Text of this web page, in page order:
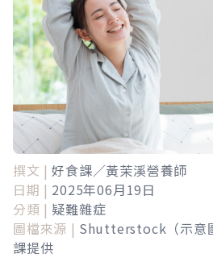
撰文 | 好食課／黃茉溪營養師
日期 | 2025年06月19日
分類 | 疑難雜症
圖檔來源 | Shutterstock（示意
課提供